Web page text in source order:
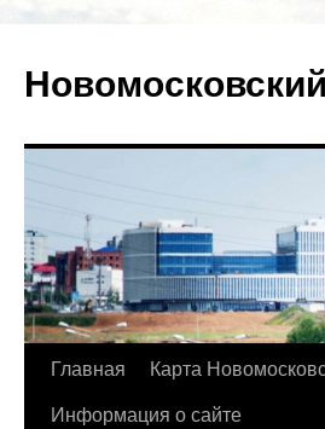
Главная Карта
Информация о сайте